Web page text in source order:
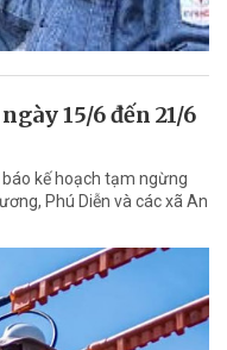
15/6 đến 21/6
kế hoạch tạm ngừng
Phú Diễn và các xã An